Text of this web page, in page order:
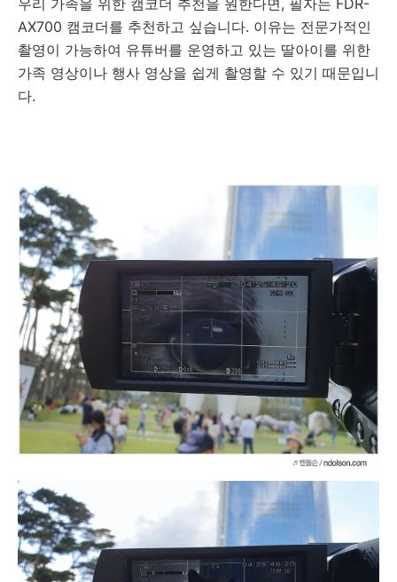
AX700 캠코더를 추천하고 싶습니다. 이유는 전문가적인
촬영이 가능하여 유튜버를 운영하고 있는 딸아이를 위한
가족 영상이나 행사 영상을 쉽게 촬영할 수 있기 때문입니
다.